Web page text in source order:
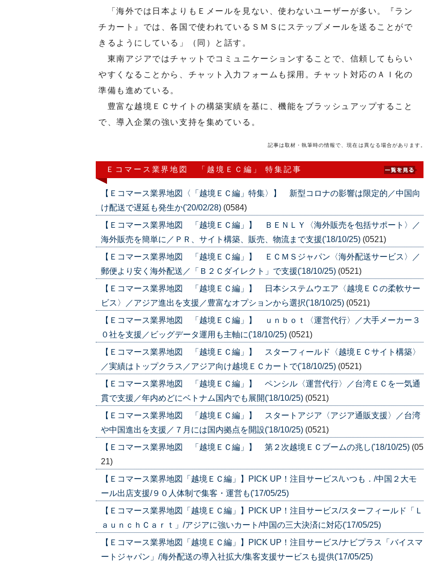
「海外では日本よりもＥメールを見ない、使わないユーザーが多い。『ラン
チカート』では、各国で使われているＳＭＳにステップメールを送ることがで
きるようにしている」（同）と話す。
東南アジアではチャットでコミュニケーションすることで、信頼してもらい
やすくなることから、チャット入力フォームも採用。チャット対応のＡＩ化の
準備も進めている。
豊富な越境ＥＣサイトの構築実績を基に、機能をブラッシュアップすること
で、導入企業の強い支持を集めている。
記事は取材・執筆時の情報で、現在は異なる場合があります。
Ｅコマース業界地図 「越境ＥＣ編」 特集記事
【Ｅコマース業界地図〈「越境ＥＣ編」特集〉】 新型コロナの影響は限定的／中国向
け配送で遅延も発生か('20/02/28) (0584)
【Ｅコマース業界地図 「越境ＥＣ編」】 ＢＥＮＬＹ〈海外販売を包括サポート〉／
海外販売を簡単に／ＰＲ、サイト構築、販売、物流まで支援('18/10/25) (0521)
【Ｅコマース業界地図 「越境ＥＣ編」】 ＥＣＭＳジャパン〈海外配送サービス〉／
郵便より安く海外配送／「Ｂ２Ｃダイレクト」で支援('18/10/25) (0521)
【Ｅコマース業界地図 「越境ＥＣ編」】 日本システムウエア〈越境ＥＣの柔軟サー
ビス〉／アジア進出を支援／豊富なオプションから選択('18/10/25) (0521)
【Ｅコマース業界地図 「越境ＥＣ編」】 ｕｎｂｏｔ〈運営代行〉／大手メーカー３
０社を支援／ビッグデータ運用も主軸に('18/10/25) (0521)
【Ｅコマース業界地図 「越境ＥＣ編」】 スターフィールド〈越境ＥＣサイト構築〉
／実績はトップクラス／アジア向け越境ＥＣカートで('18/10/25) (0521)
【Ｅコマース業界地図 「越境ＥＣ編」】 ペンシル〈運営代行〉／台湾ＥＣを一気通
貫で支援／年内めどにベトナム国内でも展開('18/10/25) (0521)
【Ｅコマース業界地図 「越境ＥＣ編」】 スタートアジア〈アジア通販支援〉／台湾
や中国進出を支援／７月には国内拠点を開設('18/10/25) (0521)
【Ｅコマース業界地図 「越境ＥＣ編」】 第２次越境ＥＣブームの兆し('18/10/25) (05
21)
【Ｅコマース業界地図「越境ＥＣ編」】PICK UP！注目サービス/いつも．/中国２大モ
ール出店支援/９０人体制で集客・運営も('17/05/25)
【Ｅコマース業界地図「越境ＥＣ編」】PICK UP！注目サービス/スターフィールド「Ｌ
ａｕｎｃｈＣａｒｔ」/アジアに強いカート/中国の三大決済に対応('17/05/25)
【Ｅコマース業界地図「越境ＥＣ編」】PICK UP！注目サービス/ナビプラス「バイスマ
ートジャパン」/海外配送の導入社拡大/集客支援サービスも提供('17/05/25)